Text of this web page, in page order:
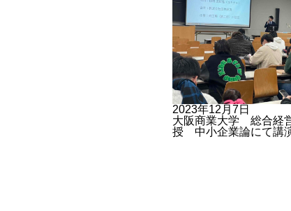
2023年12月7日
大阪商業大学 総合経
授 中小企業論にて講